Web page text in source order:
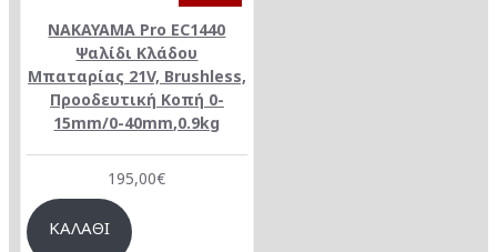
NAKAYAMA Pro EC1440
Ψαλίδι Κλάδου
Μπαταρίας 21V, Brushless,
Προοδευτική Κοπή 0-
15mm/0-40mm,0.9kg
195,00€
ΚΑΛΆΘΙ